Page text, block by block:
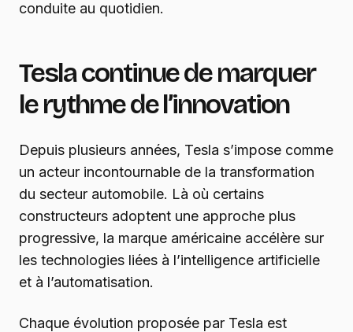
conduite au quotidien.
Tesla continue de marquer
le rythme de l’innovation
Depuis plusieurs années, Tesla s’impose comme
un acteur incontournable de la transformation
du secteur automobile. Là où certains
constructeurs adoptent une approche plus
progressive, la marque américaine accélère sur
les technologies liées à l’intelligence artificielle
et à l’automatisation.
Chaque évolution proposée par Tesla est